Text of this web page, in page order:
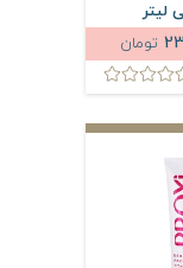
تومان